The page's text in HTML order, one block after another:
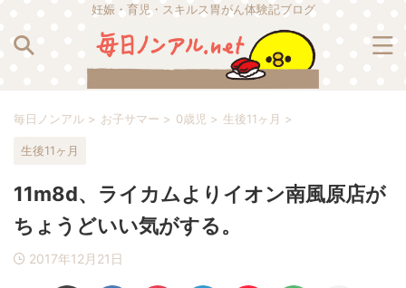
妊娠・育児・スキルス胃がん体験記ブログ
毎日ノンアル > お子サマー > 0歳児 > 生後11ヶ月 >
生後11ヶ月
11m8d、ライカムよりイオン南風原店が
ちょうどいい気がする。
2017年12月21日